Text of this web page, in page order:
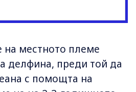
на местното племе
делфина, преди той да
с помощта на